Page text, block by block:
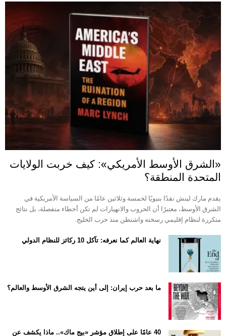
«الشرق الأوسط الأمريكي»: كيف خربت الولايات
المتحدة المنطقة؟
يقدم مارك لينش نقدًا بنيويًا لخمسة وثلاثين عامًا من السياسة الأمريكية في
الشرق الأوسط، معتبرًا أن الحروب والانهيارات لم تكن أخطاء منفصلة، بل نتائج
متكررة لنظام إقليمي رسخته واشنطن منذ حرب الخليج.
نهاية العالم كما نعرفه: تآكل 10 ركائز للنظام الدولي
ما بعد حرب إيران: إلى أين يتجه الشرق الأوسط والعالم؟
40 عامًا على إطلاق مؤشر «بيج ماك».. ماذا يكشف عن